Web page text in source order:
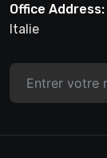
Office Address:
Italie